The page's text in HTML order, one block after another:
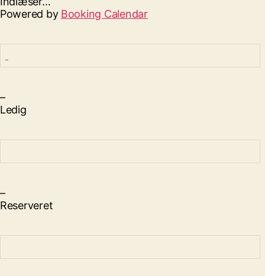
Powered by Booking Calendar
–
Ledig
–
Reserveret